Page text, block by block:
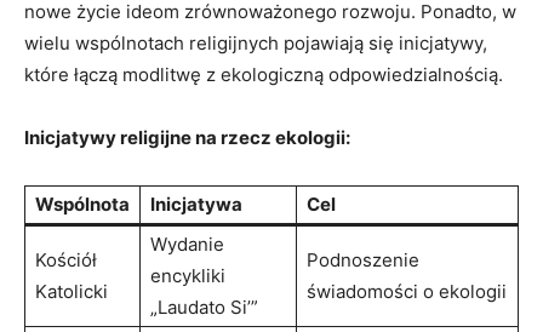
nowe życie ⁢ideom zrównoważonego rozwoju. ​Ponadto, w
wielu wspólnotach religijnych pojawiają się inicjatywy,
które łączą modlitwę z ekologiczną​ odpowiedzialnością.
Inicjatywy religijne na rzecz ekologii:
Wspólnota Inicjatywa Cel
Kościół
Katolicki
Wydanie
encykliki‌
„Laudato Si’”
Podnoszenie
świadomości o ekologii